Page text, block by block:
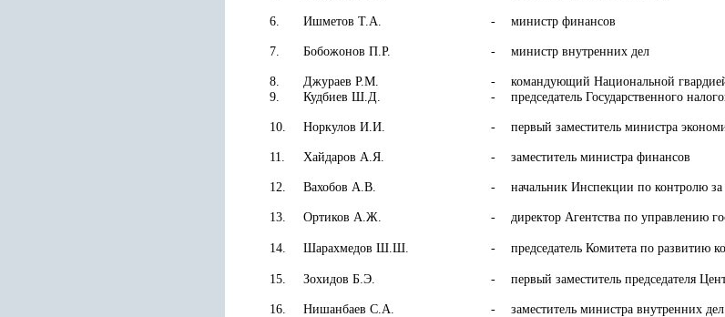
6. Ишметов Т.А. - министр финансов
7. Бобожонов П.Р. - министр внутренних дел
8. Джураев Р.М. -
командующий Национальной
9.
Кудбиев Ш.Д. - председатель Государственного
10. Норкулов И.И. - первый заместитель министра
11. Хайдаров А.Я. - заместитель министра финансов
12. Вахобов А.В. - начальник Инспекции по контролю
13. Ортиков А.Ж. - директор Агентства по управлению
14. Шарахмедов Ш.Ш. - председатель Комитета по развитию
15. Зохидов Б.Э. - первый заместитель председателя
16. Нишанбаев С.А. - заместитель министра внутренних дел